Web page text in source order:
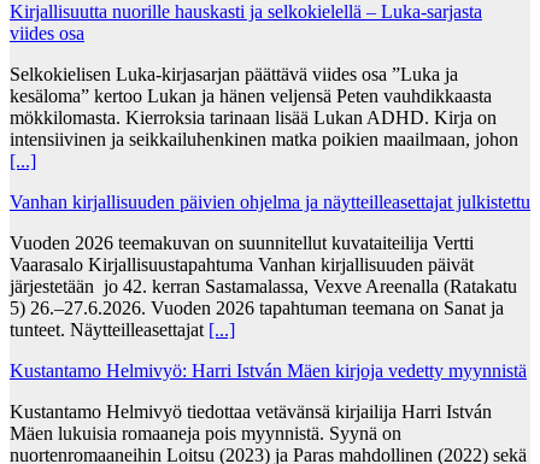
Kirjallisuutta nuorille hauskasti ja selkokielellä – Luka-sarjasta
viides osa
Selkokielisen Luka-kirjasarjan päättävä viides osa ”Luka ja
kesäloma” kertoo Lukan ja hänen veljensä Peten vauhdikkaasta
mökkilomasta. Kierroksia tarinaan lisää Lukan ADHD. Kirja on
intensiivinen ja seikkailuhenkinen matka poikien maailmaan, johon
[...]
Vanhan kirjallisuuden päivien ohjelma ja näytteilleasettajat julkistettu
Vuoden 2026 teemakuvan on suunnitellut kuvataiteilija Vertti
Vaarasalo Kirjallisuustapahtuma Vanhan kirjallisuuden päivät
järjestetään jo 42. kerran Sastamalassa, Vexve Areenalla (Ratakatu
5) 26.–27.6.2026. Vuoden 2026 tapahtuman teemana on Sanat ja
tunteet. Näytteilleasettajat [...]
Kustantamo Helmivyö: Harri István Mäen kirjoja vedetty myynnistä
Kustantamo Helmivyö tiedottaa vetävänsä kirjailija Harri István
Mäen lukuisia romaaneja pois myynnistä. Syynä on
nuortenromaaneihin Loitsu (2023) ja Paras mahdollinen (2022) sekä